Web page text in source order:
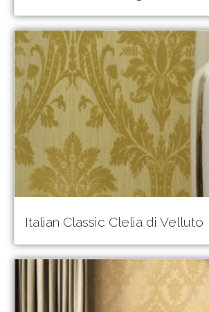
Italian Classic Clelia di Velluto